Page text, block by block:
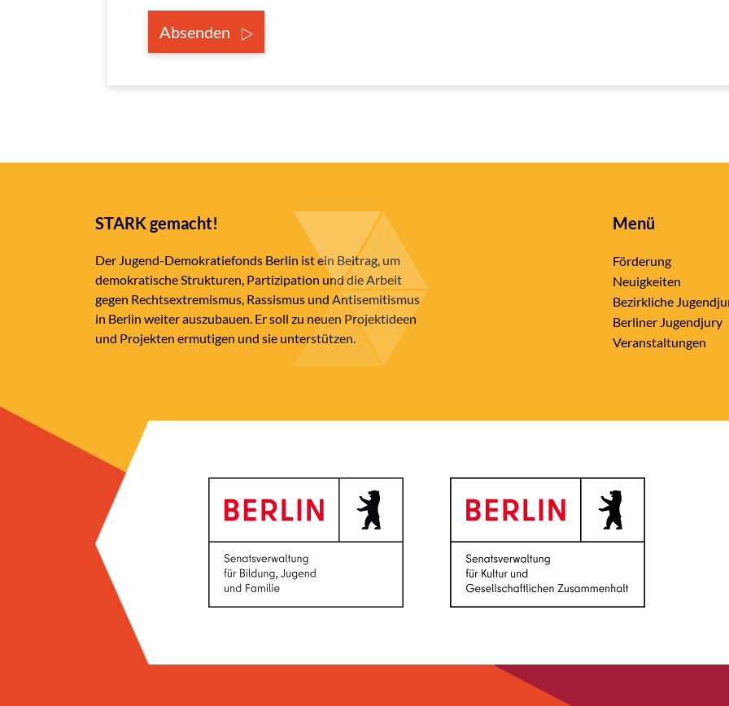
Absenden
STARK gemacht!
Der Jugend-Demokratiefonds Berlin ist ein Beitrag, um
demokratische Strukturen, Partizipation und die Arbeit
gegen Rechtsextremismus, Rassismus und Antisemitismus
in Berlin weiter auszubauen. Er soll zu neuen Projektideen
und Projekten ermutigen und sie unterstützen.
Menü
Förderung
Neuigkeiten
Bezirkliche
Berliner Jugendjury
Veranstaltungen